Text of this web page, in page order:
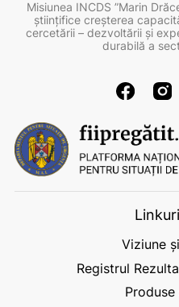
Misiunea INCDS ”Marin
ştiinţifice creşterea
cercetării – dezvoltării şi
durabilă a
Viziune
Registrul